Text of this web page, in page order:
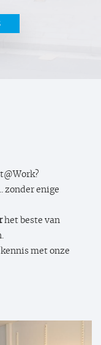
zonder enige
het beste van
met onze